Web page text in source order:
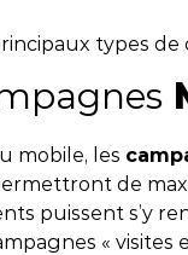
types
mobile, les
de
puissent s’y
«